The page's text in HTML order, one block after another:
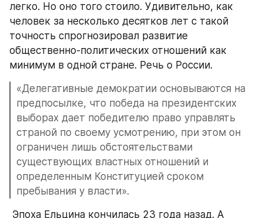
легко. Но оно того стоило. Удивительно, как
человек за несколько десятков лет с такой
точность спрогнозировал развитие
общественно-политических отношений как
минимум в одной стране. Речь о России.
«Делегативные демократии основываются на
предпосылке, что победа на президентских
выборах дает победителю право управлять
страной по своему усмотрению, при этом он
ограничен лишь обстоятельствами
существующих властных отношений и
определенным Конституцией сроком
пребывания у власти».